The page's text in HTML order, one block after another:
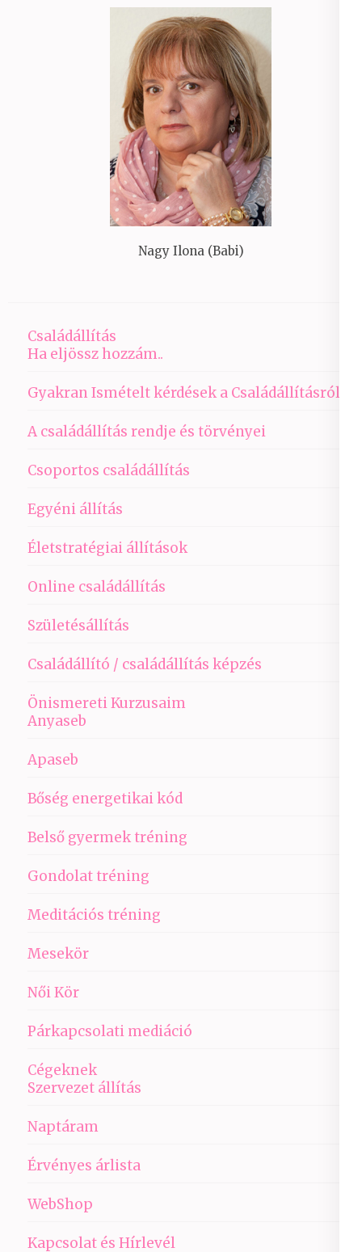
Nagy Ilona (Babi)
Családállítás
Ha eljössz hozzám..
Gyakran Ismételt kérdések a Családállításról
A családállítás rendje és törvényei
Csoportos családállítás
Egyéni állítás
Életstratégiai állítások
Online családállítás
Születésállítás
Családállító / családállítás képzés
Önismereti Kurzusaim
Anyaseb
Apaseb
Bőség energetikai kód
Belső gyermek tréning
Gondolat tréning
Meditációs tréning
Mesekör
Női Kör
Párkapcsolati mediáció
Cégeknek
Szervezet állítás
Naptáram
Érvényes árlista
WebShop
Kapcsolat és Hírlevél